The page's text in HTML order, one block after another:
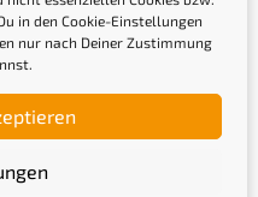
in den Cookie-Einstellungen
nur nach Deiner Zustimmung